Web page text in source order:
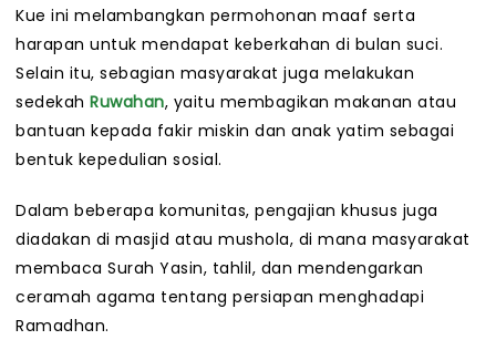
Kue ini melambangkan permohonan maaf serta
harapan untuk mendapat keberkahan di bulan suci.
Selain itu, sebagian masyarakat juga melakukan
sedekah Ruwahan, yaitu membagikan makanan atau
bantuan kepada fakir miskin dan anak yatim sebagai
bentuk kepedulian sosial.
Dalam beberapa komunitas, pengajian khusus juga
diadakan di masjid atau mushola, di mana masyarakat
membaca Surah Yasin, tahlil, dan mendengarkan
ceramah agama tentang persiapan menghadapi
Ramadhan.